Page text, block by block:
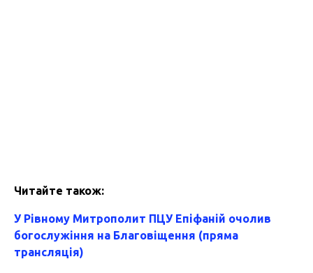
Читайте також:
У Рівному Митрополит ПЦУ Епіфаній очолив
богослужіння на Благовіщення (пряма
трансляція)